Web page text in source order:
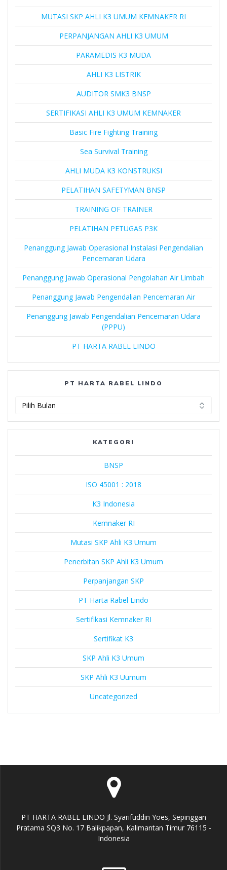
MUTASI SKP AHLI K3 UMUM KEMNAKER RI
PERPANJANGAN AHLI K3 UMUM
PARAMEDIS K3 MUDA
AHLI K3 LISTRIK
AUDITOR SMK3 BNSP
SERTIFIKASI AHLI K3 UMUM KEMNAKER
Basic Fire Fighting Training
Sea Survival Training
AHLI MUDA K3 KONSTRUKSI
PELATIHAN SAFETYMAN BNSP
TRAINING OF TRAINER
PELATIHAN PETUGAS P3K
Penanggung Jawab Operasional Instalasi Pengendalian
Pencemaran Udara
Penanggung Jawab Operasional Pengolahan Air Limbah
Penanggung Jawab Pengendalian Pencemaran Air
Penanggung Jawab Pengendalian Pencemaran Udara
(PPPU)
PT HARTA RABEL LINDO
PT HARTA RABEL LINDO
Rabel
KATEGORI
BNSP
ISO 45001 : 2018
K3 Indonesia
Kemnaker RI
Mutasi SKP Ahli K3 Umum
Penerbitan SKP Ahli K3 Umum
Perpanjangan SKP
PT Harta Rabel Lindo
Sertifikasi Kemnaker RI
Sertifikat K3
SKP Ahli K3 Umum
SKP Ahli K3 Uumum
Uncategorized
PT HARTA RABEL LINDO Jl. Syarifuddin Yoes, Sepinggan
Pratama SQ3 No. 17 Balikpapan, Kalimantan Timur 76115 -
Indonesia